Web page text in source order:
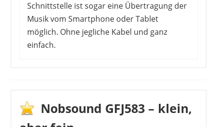
Schnittstelle ist sogar eine Übertragung der
Musik vom Smartphone oder Tablet
möglich. Ohne jegliche Kabel und ganz
einfach.
Nobsound GFJ583 – klein,